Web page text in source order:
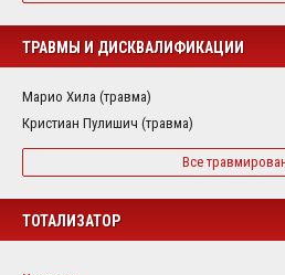
ТРАВМЫ И ДИСКВАЛИФИКАЦИИ
Марио Хила (травма)
Кристиан Пулишич (травма)
Все
ТОТАЛИЗАТОР